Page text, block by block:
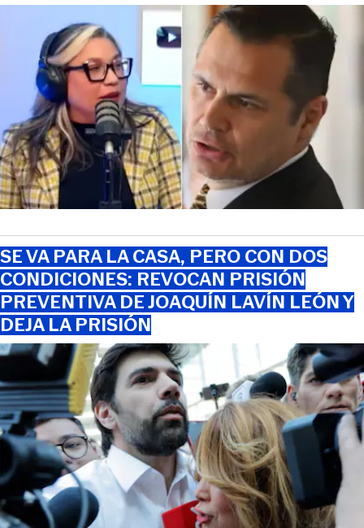
SE VA PARA LA CASA, PERO CON DOS
CONDICIONES: REVOCAN PRISIÓN
PREVENTIVA DE JOAQUÍN LAVÍN LEÓN Y
DEJA LA PRISIÓN